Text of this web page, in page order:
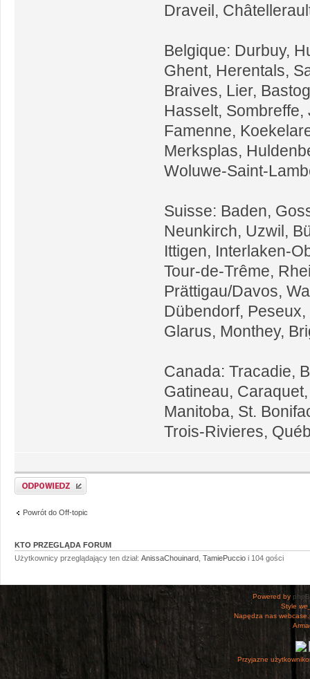
Draveil,
Belgique: Durbuy,
Ghent, Herentals,
Braives, Lier,
Hasselt,
Famenne,
Merksplas,
Woluwe-Saint-
Suisse: Baden,
Neunkirch, Uzwil,
Ittigen, Interlaken-
Tour-de-Trême,
Prättigau/Davos,
Dübendorf,
Glarus, Monthey,
Canada: Tracadie,
Gatineau,
Manitoba, St.
Trois-Rivieres,
Odpowiedz
Powrót do Off-topic
KTO PRZEGLĄDA FORUM
Użytkownicy przeglądający ten dział: AnissaChouinard TamiePuccio i 104 gości
Powered by
Style
Napędza nas
Przyjazne